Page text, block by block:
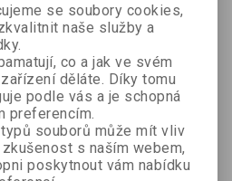
Kč 152 Kč
38, tank, známý pod německým
pověst jednoho z nejlepších
se soubory cookies,
naše služby a
co a jak ve svém
děláte. Díky tomu
podle vás a je schopná
preferencím.
souborů může mít vliv
s naším webem,
poskytnout vám nabídku